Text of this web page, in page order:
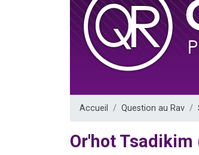
Accueil Question au Rav
Or'hot